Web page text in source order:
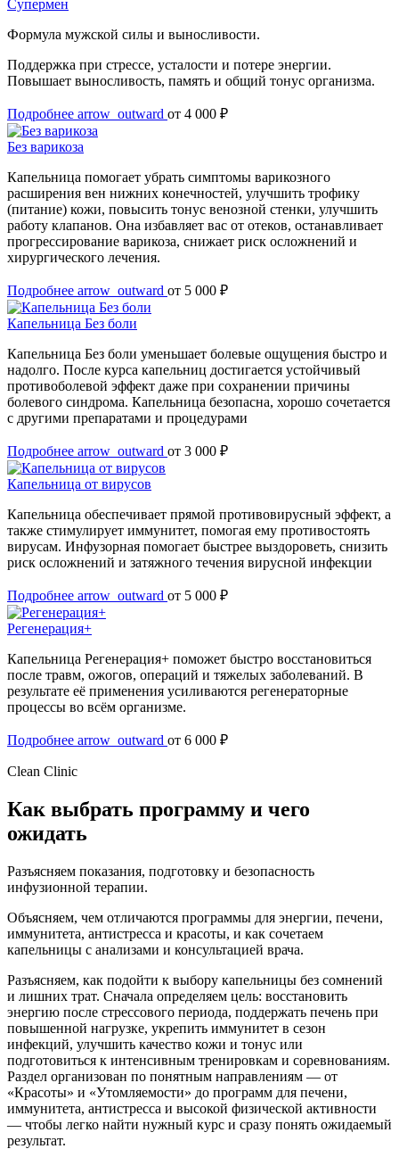
Супермен
Формула мужской силы и выносливости.
Поддержка при стрессе, усталости и потере энергии.
Повышает выносливость, память и общий тонус организма.
Подробнее arrow_outward от 4 000 ₽
Без варикоза
Капельница помогает убрать симптомы варикозного
расширения вен нижних конечностей, улучшить трофику
(питание) кожи, повысить тонус венозной стенки, улучшить
работу клапанов. Она избавляет вас от отеков, останавливает
прогрессирование варикоза, снижает риск осложнений и
хирургического лечения.
Подробнее arrow_outward от 5 000 ₽
Капельница Без боли
Капельница Без боли уменьшает болевые ощущения быстро и
надолго. После курса капельниц достигается устойчивый
противоболевой эффект даже при сохранении причины
болевого синдрома. Капельница безопасна, хорошо сочетается
с другими препаратами и процедурами
Подробнее arrow_outward от 3 000 ₽
Капельница от вирусов
Капельница обеспечивает прямой противовирусный эффект, а
также стимулирует иммунитет, помогая ему противостоять
вирусам. Инфузорная помогает быстрее выздороветь, снизить
риск осложнений и затяжного течения вирусной инфекции
Подробнее arrow_outward от 5 000 ₽
Регенерация+
Капельница Регенерация+ поможет быстро восстановиться
после травм, ожогов, операций и тяжелых заболеваний. В
результате её применения усиливаются регенераторные
процессы во всём организме.
Подробнее arrow_outward от 6 000 ₽
Clean Clinic
Как выбрать программу и чего
ожидать
Разъясняем показания, подготовку и безопасность
инфузионной терапии.
Объясняем, чем отличаются программы для энергии, печени,
иммунитета, антистресса и красоты, и как сочетаем
капельницы с анализами и консультацией врача.
Разъясняем, как подойти к выбору капельницы без сомнений
и лишних трат. Сначала определяем цель: восстановить
энергию после стрессового периода, поддержать печень при
повышенной нагрузке, укрепить иммунитет в сезон
инфекций, улучшить качество кожи и тонус или
подготовиться к интенсивным тренировкам и соревнованиям.
Раздел организован по понятным направлениям — от
«Красоты» и «Утомляемости» до программ для печени,
иммунитета, антистресса и высокой физической активности
— чтобы легко найти нужный курс и сразу понять ожидаемый
результат.